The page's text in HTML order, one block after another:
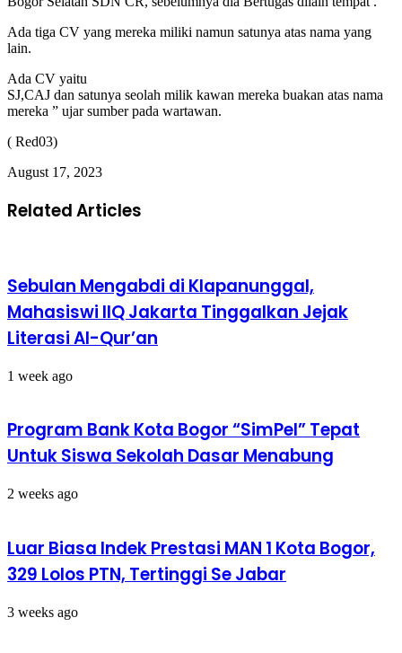
Ada tiga CV yang mereka miliki namun satunya atas nama yang
lain.
Ada CV yaitu
SJ,CAJ dan satunya seolah milik kawan mereka buakan atas nama
mereka ” ujar sumber pada wartawan.
( Red03)
August 17, 2023
Related Articles
Sebulan Mengabdi di Klapanunggal,
Mahasiswi IIQ Jakarta Tinggalkan Jejak
Literasi Al-Qur’an
1 week ago
Program Bank Kota Bogor “SimPel” Tepat
Untuk Siswa Sekolah Dasar Menabung
2 weeks ago
Luar Biasa Indek Prestasi MAN 1 Kota Bogor,
329 Lolos PTN, Tertinggi Se Jabar
3 weeks ago